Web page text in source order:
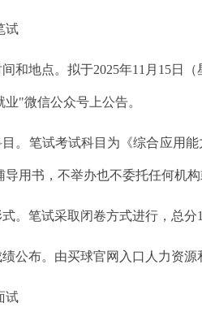
试
间和地点。拟于2025年11月15日
"微信公众号上公告。
目。笔试考试科目为《综合应用
导用书，不举办也不委托任何机
。笔试采取闭卷方式进行，总分
绩公布。由买球官网入口人力资
试